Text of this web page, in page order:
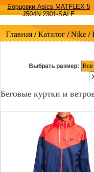
Борцовки Asics MATFLEX 5
J504N 2301-SALE
Главная/ Каталог /Nike/
Выбрать размер:
Беговые куртки и